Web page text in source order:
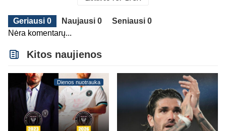
Geriausi 0 Naujausi 0
Seniausi 0
Nėra komentarų...
Kitos naujienos
Dienos nuotrauka